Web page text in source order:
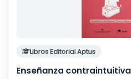
Libros Editorial Aptus
Enseñanza contraintuitiva